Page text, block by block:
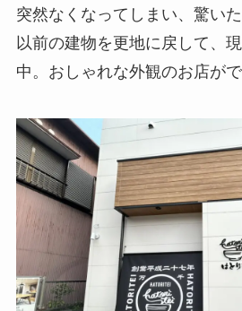
突然なくなってしまい、驚い
以前の建物を更地に戻して、
中。おしゃれな外観のお店が